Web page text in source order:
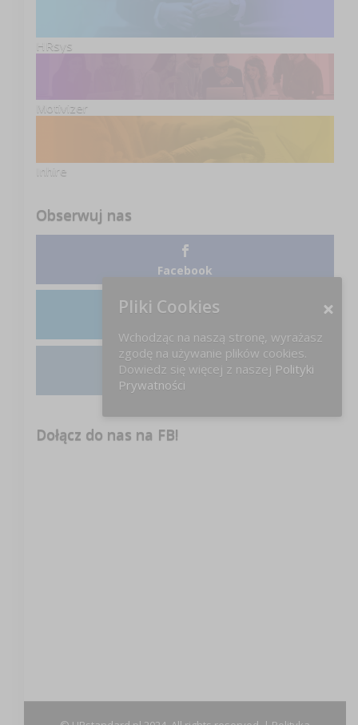
HRsys
Motivizer
Inhire
Obserwuj nas
Facebook
Instagram
Dołącz do nas na FB!
Pliki Cookies
Wchodząc na naszą stronę, wyrażasz
zgodę na używanie plików cookies.
Dowiedz się więcej z naszej Polityki
Prywatności